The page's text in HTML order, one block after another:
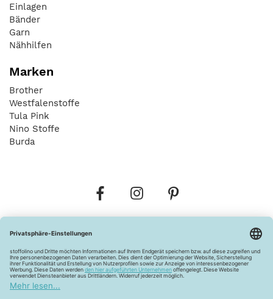
Einlagen
Bänder
Garn
Nähhilfen
Marken
Brother
Westfalenstoffe
Tula Pink
Nino Stoffe
Burda
Widerrufsbelehrung Vertrag widerrufen
Barrierefreiheitserklärung